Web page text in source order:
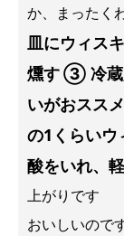
か、まった
皿にウィス
燻す③ 冷蔵
いがおススメ
の1くらいウ
酸をいれ、
上がりです
おいしいので